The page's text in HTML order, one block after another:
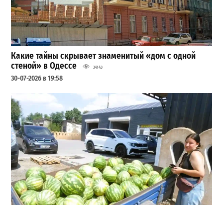
Какие тайны скрывает знаменитый «дом с одной
стеной» в Одессе
34143
30-07-2026 в 19:58